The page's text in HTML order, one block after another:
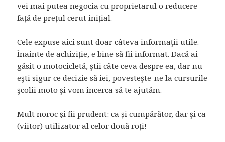
vei mai putea negocia cu proprietarul o reducere
față de prețul cerut inițial.
Cele expuse aici sunt doar câteva informaţii utile.
Înainte de achiziție, e bine să fii informat. Dacă ai
găsit o motocicletă, ştii câte ceva despre ea, dar nu
eşti sigur ce decizie să iei, povesteşte-ne la cursurile
şcolii moto şi vom încerca să te ajutăm.
Mult noroc și fii prudent: ca și cumpărător, dar şi ca
(viitor) utilizator al celor două roți!